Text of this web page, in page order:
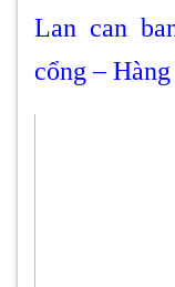
Lan can
cổng –